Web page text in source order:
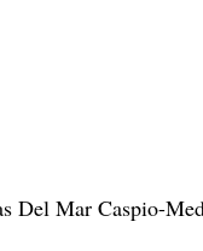
Del Mar Caspio-